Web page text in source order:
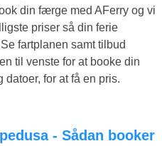
din færge med AFerry og vi
priser så din ferie
fartplanen samt tilbud
til venste for at booke din
for at få en pris.